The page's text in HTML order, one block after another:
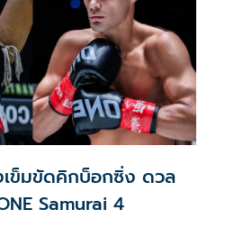
เข็มขัดคิกบ็อกซิ่ง ดวล
Samurai 4